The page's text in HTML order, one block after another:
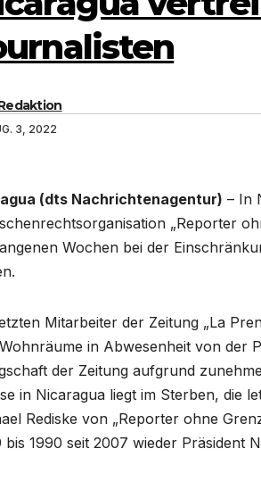
3, 2022
(dts Nachrichtenagentur) – In
„Reporter
Wochen bei der
Mitarbeiter der Zeitung „La
in Abwesenheit von der
der Zeitung aufgrund
in Nicaragua liegt im Sterben, die
Rediske von „Reporter ohne
bis 1990 seit 2007 wieder Präsident